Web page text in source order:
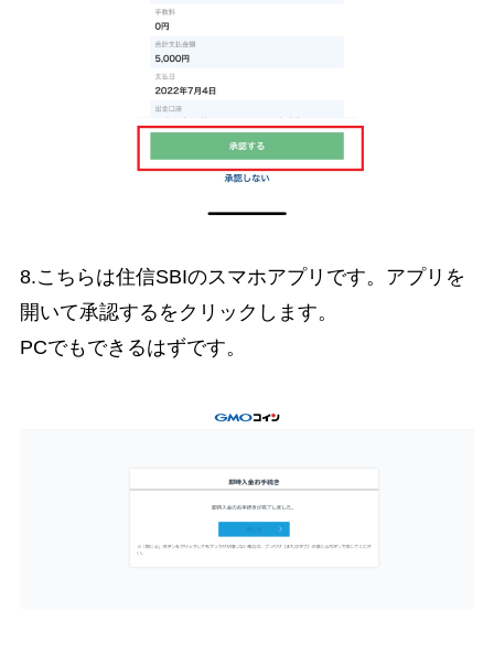
8.こちらは住信SBIのスマホアプリです。アプリを
開いて承認するをクリックします。
PCでもできるはずです。